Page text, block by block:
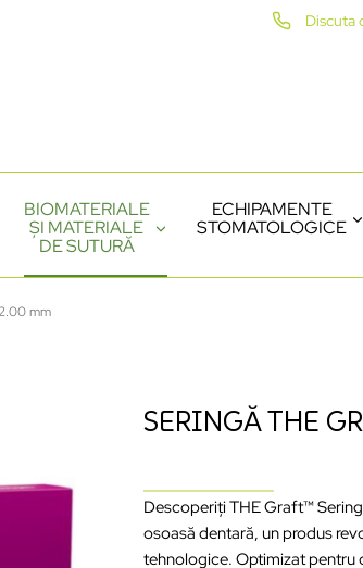
Discuta
BIOMATERIALE
ȘI MATERIALE
DE SUTURĂ
ECHIPAMENTE
STOMATOLOGICE
mm
SERINGĂ THE
Descoperiți THE Graft™
osoasă dentară, un produs
tehnologice. Optimizat pentru